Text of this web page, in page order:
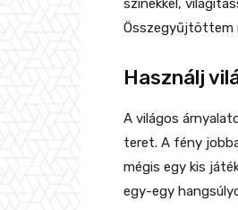
színekkel,
Összegyűjtöttem
Használj
A világos
teret. A fény
mégis egy kis
egy-egy